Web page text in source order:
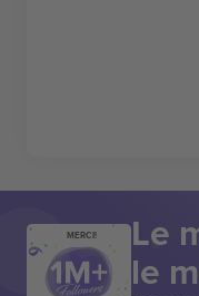
MERCI! Le
le